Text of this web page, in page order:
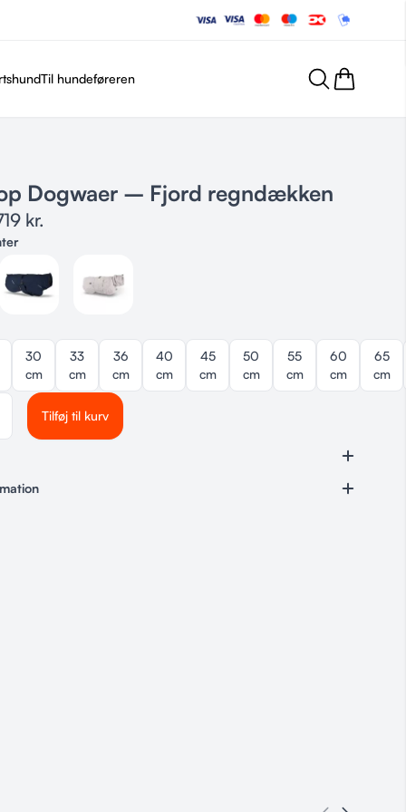
Til hundeføreren
Dogwaer – Fjord regndækken
kr.
30
cm
33
cm
36
cm
40
cm
45
cm
50
cm
55
cm
60
cm
65
cm
Tilføj til kurv